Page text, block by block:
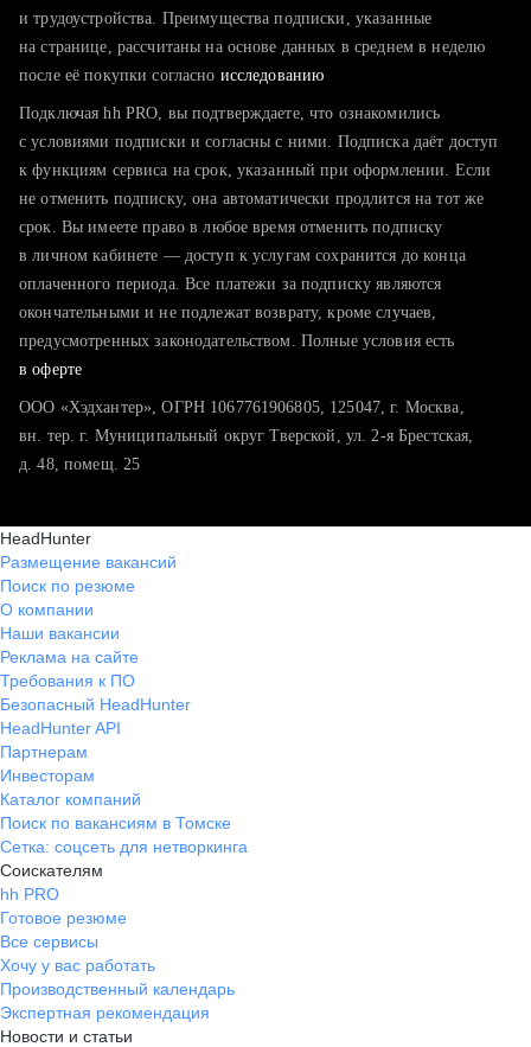
тратите много времени на поиск и вручную поднимаете
хотите сравнить себя с конкурентами и оценить шансы
и трудоустройства. Преимущества подписки, указанные
на странице, рассчитаны на основе данных в среднем в неделю
после её покупки согласно исследованию
Подключая hh PRO, вы подтверждаете, что ознакомились
с условиями подписки и согласны с ними. Подписка даёт доступ
к функциям сервиса на срок, указанный при оформлении. Если
не отменить подписку, она автоматически продлится на тот же
срок. Вы имеете право в любое время отменить подписку
в личном кабинете — доступ к услугам сохранится до конца
оплаченного периода. Все платежи за подписку являются
окончательными и не подлежат возврату, кроме случаев,
предусмотренных законодательством. Полные условия есть
в оферте
ООО «Хэдхантер», ОГРН 1067761906805, 125047, г. Москва,
вн. тер. г. Муниципальный округ Тверской, ул. 2-я Брестская,
д. 48, помещ. 25
HeadHunter
Размещение вакансий
Поиск по резюме
О компании
Наши вакансии
Реклама на сайте
Требования к ПО
Безопасный HeadHunter
HeadHunter API
Партнерам
Инвесторам
Каталог компаний
Поиск по вакансиям в Томске
Сетка: соцсеть для нетворкинга
Соискателям
hh PRO
Готовое резюме
Все сервисы
Хочу у вас работать
Производственный календарь
Экспертная рекомендация
Новости и статьи